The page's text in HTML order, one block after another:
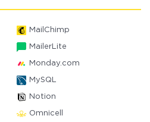
MailChimp
MailerLite
Monday.com
MySQL
Notion
Omnicell